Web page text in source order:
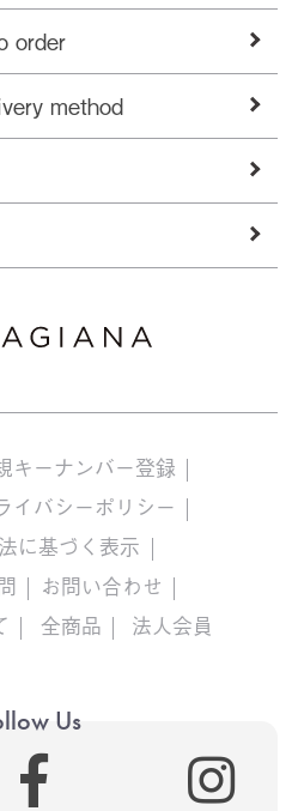
order
method
キーナンバー登録
イバシーポリシー
に基づく表示
お問い合わせ
全商品 法人会員
Us